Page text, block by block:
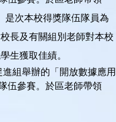
是次本校得獎隊伍隊員為
長及有關組別老師對本校
生獲取佳績。
組舉辦的「開放數據應用
伍參賽。於區老師帶領